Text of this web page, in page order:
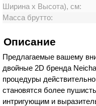
Ширина х Высота), см:
Масса брутто:
Описание
Предлагаемые вашему
двойные 2D бренда
процедуры
становятся более
интригующим и